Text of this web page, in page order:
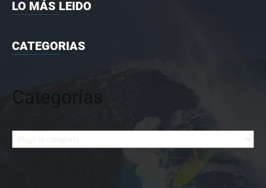
LO MÁS LEIDO
CATEGORIAS
Categorías
Categorías